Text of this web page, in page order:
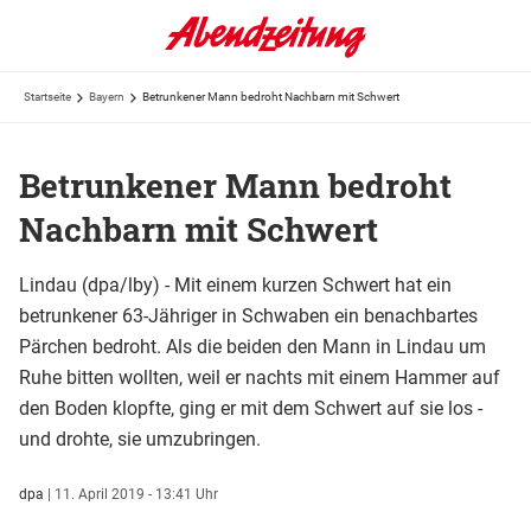
Startseite Bayern Betrunkener Mann bedroht Nachbarn mit Schwert
Betrunkener Mann bedroht
Nachbarn mit Schwert
Lindau (dpa/lby) - Mit einem kurzen Schwert hat ein
betrunkener 63-Jähriger in Schwaben ein benachbartes
Pärchen bedroht. Als die beiden den Mann in Lindau um
Ruhe bitten wollten, weil er nachts mit einem Hammer auf
den Boden klopfte, ging er mit dem Schwert auf sie los -
und drohte, sie umzubringen.
dpa | 11. April 2019 - 13:41 Uhr